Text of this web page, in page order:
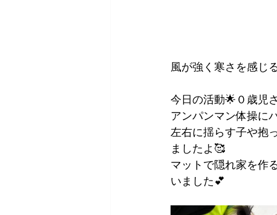
風が強く寒さを感じ
今日の活動🌟０歳児
アンパンマン体操に
左右に揺らす子や抱
ましたよ🥰
マットで隠れ家を作
いました💕